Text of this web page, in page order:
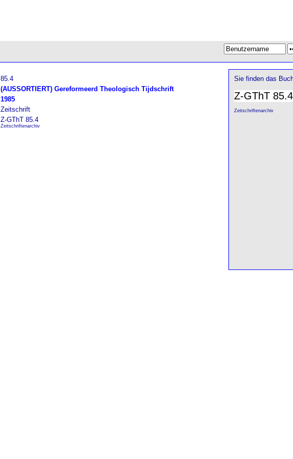
85.4
(AUSSORTIERT) Gereformeerd Theologisch Tijdschrift
1985
Zeitschrift
Z-GThT 85.4
Zeitschriftenarchiv
Sie finden das
Z-GThT 85.4
Zeitschriftenarchiv